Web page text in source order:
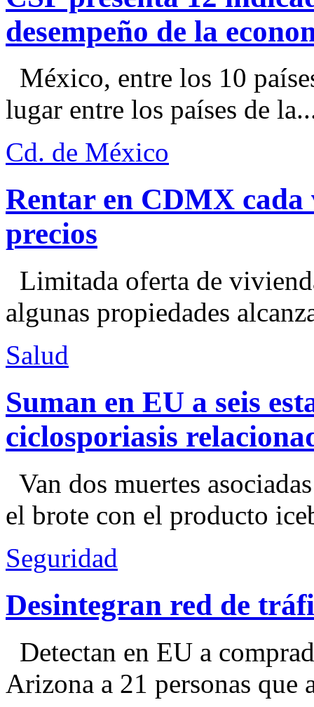
desempeño de la
México, entre los 10
lugar entre los países de
Cd. de México
Rentar en CDMX cada
precios
Limitada oferta de
algunas propiedades
Salud
Suman en EU a seis
ciclosporiasis
Van dos muertes
el brote con el producto
Seguridad
Desintegran red de
Detectan en EU a
Arizona a 21 personas que